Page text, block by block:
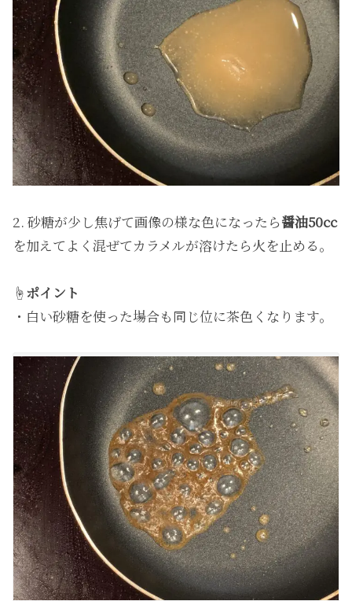
2. 砂糖が少し焦げて画像の様な色になったら醤油50cc
を加えてよく混ぜてカラメルが溶けたら火を止める。
☝️ ポイント
・白い砂糖を使った場合も同じ位に茶色くなります。